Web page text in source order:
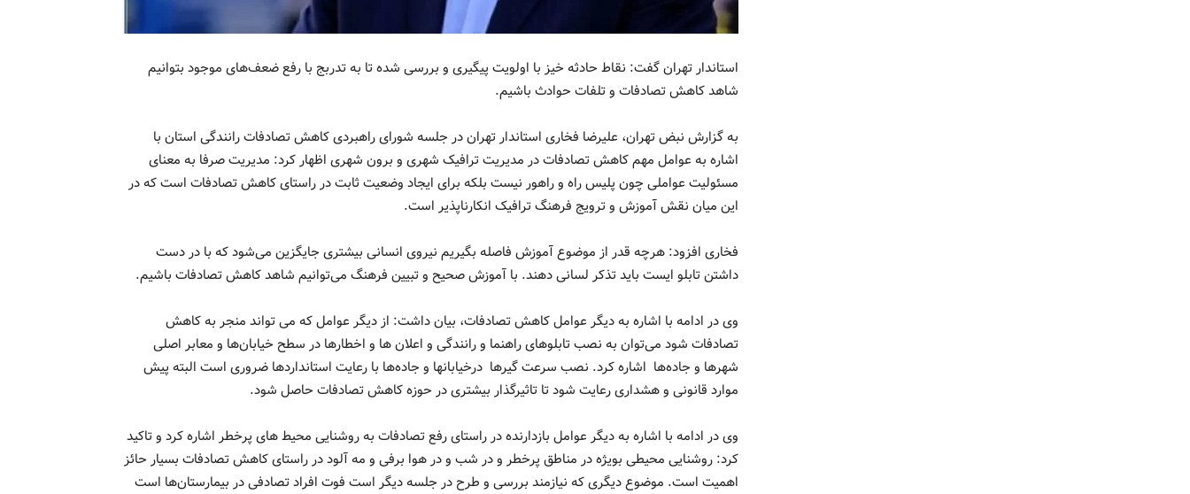
استاندار تهران گفت: نقاط حادثه خیز با اولویت پیگیری و بررسی شده تا به تدربج با رفع ضعف‌های موجود بتوانیم
شاهد کاهش تصادفات و تلفات حوادث باشیم.
به گزارش نبض تهران، علیرضا فخاری استاندار تهران در جلسه شورای راهبردی کاهش تصادفات رانندگی استان با
اشاره به عوامل مهم کاهش تصادفات در مدیریت ترافیک شهری و برون شهری اظهار کرد: مدیریت صرفا به معنای
مسئولیت عواملی چون پلیس راه و راهور نیست بلکه برای ایجاد وضعیت ثابت در راستای کاهش تصادفات است که در
این میان نقش آموزش و ترویج فرهنگ ترافیک انکارناپذیر است.
فخاری افزود: هرچه قدر از موضوع آموزش فاصله بگیریم نیروی انسانی بیشتری جایگزین می‌شود که با در دست
داشتن تابلو ایست باید تذکر لسانی دهند. با آموزش صحیح و تبیین فرهنگ می‌توانیم شاهد کاهش تصادفات باشیم.
وی در ادامه با اشاره به دیگر عوامل کاهش تصادفات، بیان داشت: از دیگر عوامل که می تواند منجر به کاهش
تصادفات شود می‌توان به نصب تابلوهای راهنما و رانندگی و اعلان ها و اخطارها در سطح خیابان‌ها و معابر اصلی
شهرها و جاده‌ها اشاره کرد. نصب سرعت گیرها درخیابانها و جاده‌ها با رعایت استانداردها ضروری است البته پیش
موارد قانونی و هشداری رعایت شود تا تاثیرگذار بیشتری در حوزه کاهش تصادفات حاصل شود.
وی در ادامه با اشاره به دیگر عوامل بازدارنده در راستای رفع تصادفات به روشنایی محیط های پرخطر اشاره کرد و تاکید
کرد: روشنایی محیطی بویژه در مناطق پرخطر و در شب و در هوا برفی و مه آلود در راستای کاهش تصادفات بسیار حائز
اهمیت است. موضوع دیگری که نیازمند بررسی و طرح در جلسه دیگر است فوت افراد تصادفی در بیمارستان‌ها است